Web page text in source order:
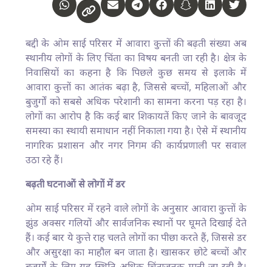
बद्दी के ओम साई परिसर में आवारा कुत्तों की बढ़ती संख्या अब
स्थानीय लोगों के लिए चिंता का विषय बनती जा रही है। क्षेत्र के
निवासियों का कहना है कि पिछले कुछ समय से इलाके में
आवारा कुत्तों का आतंक बढ़ा है, जिससे बच्चों, महिलाओं और
बुजुर्गों को सबसे अधिक परेशानी का सामना करना पड़ रहा है।
लोगों का आरोप है कि कई बार शिकायतें किए जाने के बावजूद
समस्या का स्थायी समाधान नहीं निकाला गया है। ऐसे में स्थानीय
नागरिक प्रशासन और नगर निगम की कार्यप्रणाली पर सवाल
उठा रहे हैं।
बढ़ती घटनाओं से लोगों में डर
ओम साई परिसर में रहने वाले लोगों के अनुसार आवारा कुत्तों के
झुंड अक्सर गलियों और सार्वजनिक स्थानों पर घूमते दिखाई देते
हैं। कई बार ये कुत्ते राह चलते लोगों का पीछा करते हैं, जिससे डर
और असुरक्षा का माहौल बन जाता है। खासकर छोटे बच्चों और